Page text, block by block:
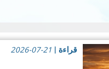
قراءة |
2026-07-21